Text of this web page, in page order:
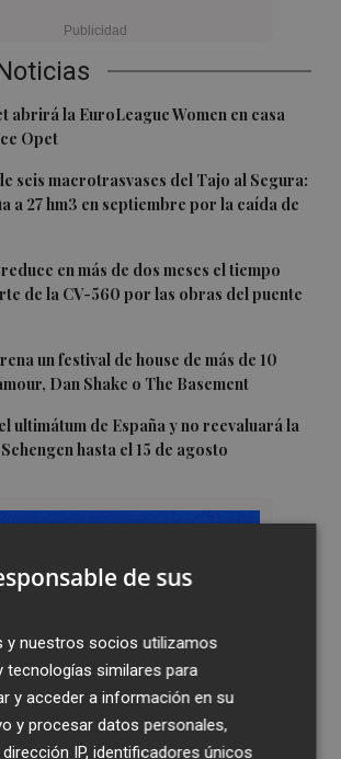
abrirá la EuroLeague Women en casa
Opet
seis macrotrasvases del Tajo al Segura:
a 27 hm3 en septiembre por la caída de
en más de dos meses el tiempo
de la CV-560 por las obras del puente
un festival de house de más de 10
Dan Shake o The Basement
ultimátum de España y no reevaluará la
hasta el 15 de agosto
de sus
y nuestros socios utilizamos
tecnologías similares para
y acceder a información en su
y procesar datos personales,
IP, identificadores únicos